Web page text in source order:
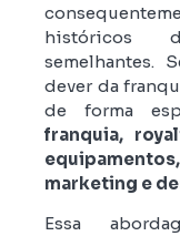
históricos
semelhantes.
dever da
de forma
franquia,
marketing e
Essa